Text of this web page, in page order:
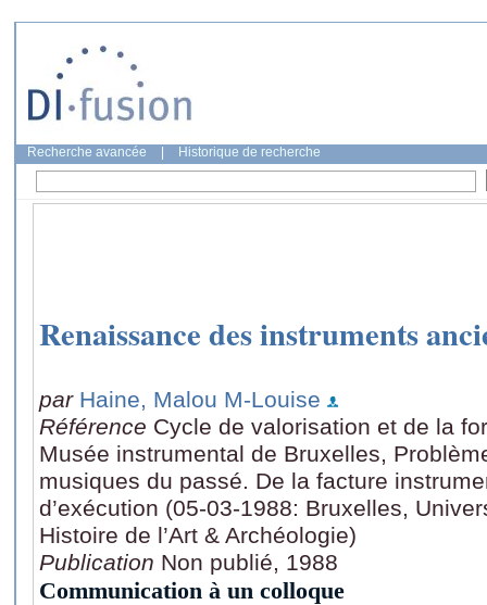
Recherche avancée Historique de recherche
Renaissance des instruments
par Haine, Malou M-Louise
Référence Cycle de valorisation et de la
Musée instrumental de Bruxelles,
musiques du passé. De la facture
d’exécution (05-03-1988: Bruxelles,
Histoire de l’Art & Archéologie)
Publication Non publié, 1988
Communication à un colloque